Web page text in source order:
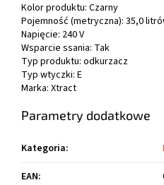
Kolor produktu: Czarny
Pojemność (metryczna): 35,0
Napięcie: 240 V
Wsparcie ssania: Tak
Typ produktu: odkurzacz
Typ wtyczki: E
Marka: Xtract
Parametry dodatkowe
Kategoria:
EAN: